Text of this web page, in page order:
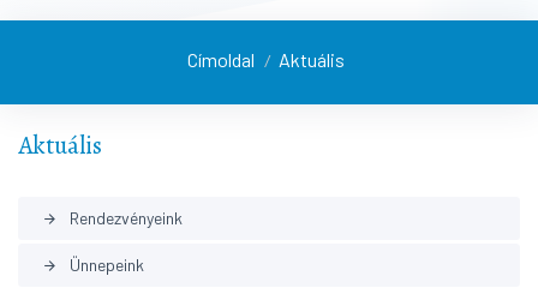
Címoldal / Aktuális
Aktuális
arrow_forward Rendezvényeink
arrow_forward Ünnepeink